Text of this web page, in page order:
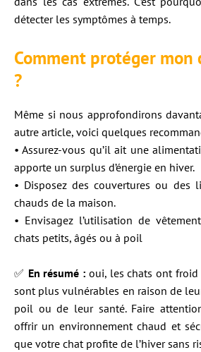
détecter les symptômes à temps.
Comment protéger mon
?
Même si nous approfondirons
autre article, voici quelques
• Assurez-vous qu’il ait une
apporte un surplus d’énergie en hiver.
• Disposez des couvertures ou des
chauds de la maison.
• Envisagez l’utilisation de
chats petits, âgés ou à poil
✅ En résumé : oui, les chats ont froid
sont plus vulnérables en raison de
poil ou de leur santé. Faire
offrir un environnement chaud et
que votre chat profite de l’hiver sans